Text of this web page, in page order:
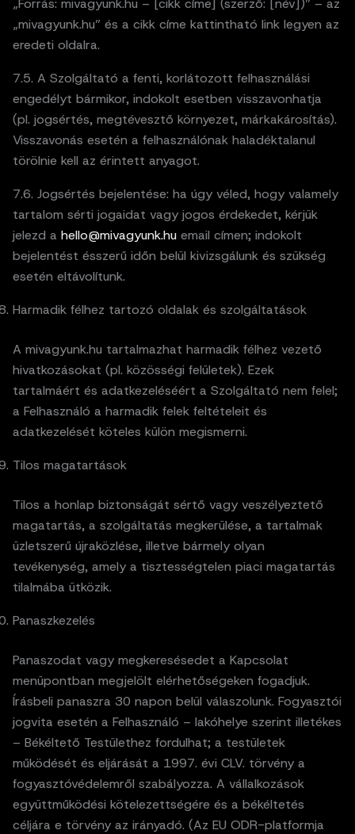
„Forrás: mivagyunk.hu – [cikk címe] (szerző: [név])” – az
„mivagyunk.hu” és a cikk címe kattintható link legyen az
eredeti oldalra.
7.5. A Szolgáltató a fenti, korlátozott felhasználási
engedélyt bármikor, indokolt esetben visszavonhatja
(pl. jogsértés, megtévesztő környezet, márkakárosítás).
Visszavonás esetén a felhasználónak haladéktalanul
törölnie kell az érintett anyagot.
7.6. Jog­sértés bejelentése: ha úgy véled, hogy valamely
tartalom sérti jogaidat vagy jogos érdekedet, kérjük
jelezd a hello@mivagyunk.hu email címen; indokolt
bejelentést ésszerű időn belül kivizsgálunk és szükség
esetén eltávolítunk.
Harmadik félhez tartozó oldalak és szolgáltatások
A mivagyunk.hu tartalmazhat harmadik félhez vezető
hivatkozásokat (pl. közösségi felületek). Ezek
tartalmáért és adatkezeléséért a Szolgáltató nem felel;
a Felhasználó a harmadik felek feltételeit és
adatkezelését köteles külön megismerni.
Tilos magatartások
Tilos a honlap biztonságát sértő vagy veszélyeztető
magatartás, a szolgáltatás megkerülése, a tartalmak
üzletszerű újraközlése, illetve bármely olyan
tevékenység, amely a tisztességtelen piaci magatartás
tilalmába ütközik.
Panaszkezelés
Panaszodat vagy megkeresésedet a Kapcsolat
menüpontban megjelölt elérhetőségeken fogadjuk.
Írásbeli panaszra 30 napon belül válaszolunk. Fogyasztói
jogvita esetén a Felhasználó – lakóhelye szerint illetékes
– Békéltető Testülethez fordulhat; a testületek
működését és eljárását a 1997. évi CLV. törvény a
fogyasztóvédelemről szabályozza. A vállalkozások
együttműködési kötelezettségére és a békéltetés
céljára e törvény az irányadó. (Az EU ODR-platformja